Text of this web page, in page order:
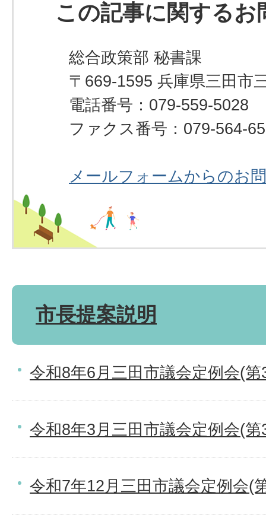
この記事に関するお
総合政策部 秘書課
〒669-1595 兵庫県三田市
電話番号：079-559-5028
ファクス番号：079-564-
メールフォームからのお
市長提案説明
令和8年6月三田市議会定例会(
令和8年3月三田市議会定例会(
令和7年12月三田市議会定例会(